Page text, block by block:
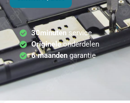
30minutenservice
Origineleonderdelen
6 maandengarantie